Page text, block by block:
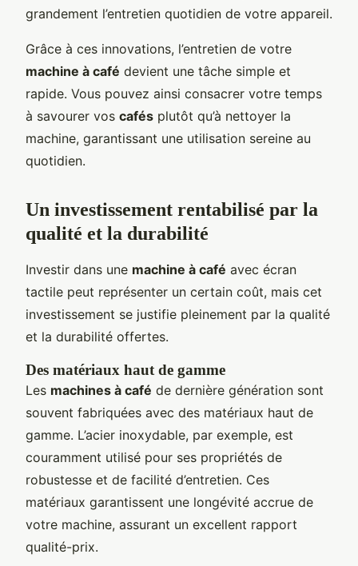
grandement l’entretien quotidien de votre appareil.
Grâce à ces innovations, l’entretien de votre
machine à café devient une tâche simple et
rapide. Vous pouvez ainsi consacrer votre temps
à savourer vos cafés plutôt qu’à nettoyer la
machine, garantissant une utilisation sereine au
quotidien.
Un investissement rentabilisé par la
qualité et la durabilité
Investir dans une machine à café avec écran
tactile peut représenter un certain coût, mais cet
investissement se justifie pleinement par la qualité
et la durabilité offertes.
Des matériaux haut de gamme
Les machines à café de dernière génération sont
souvent fabriquées avec des matériaux haut de
gamme. L’acier inoxydable, par exemple, est
couramment utilisé pour ses propriétés de
robustesse et de facilité d’entretien. Ces
matériaux garantissent une longévité accrue de
votre machine, assurant un excellent rapport
qualité-prix.